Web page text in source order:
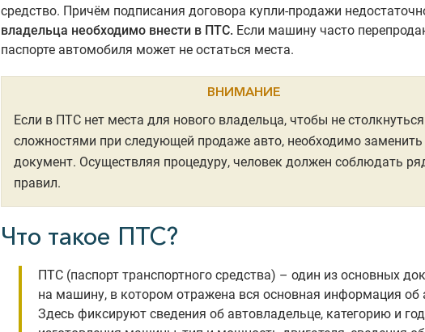
средство. Причём подписания договора купли-продажи
владельца необходимо внести в ПТС. Если машину часто
паспорте автомобиля может не остаться места.
ВНИМАНИЕ
Если в ПТС нет места для нового владельца, чтобы не
сложностями при следующей продаже авто, необходимо заменить
документ. Осуществляя процедуру, человек должен соблюдать
правил.
Что такое ПТС?
ПТС (паспорт транспортного средства) – один из основных
на машину, в котором отражена вся основная информация об
Здесь фиксируют сведения об автовладельце, категорию и год